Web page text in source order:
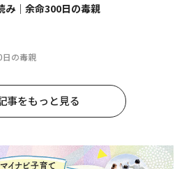
の毒親
み｜余命300日の毒親
事をもっと見る